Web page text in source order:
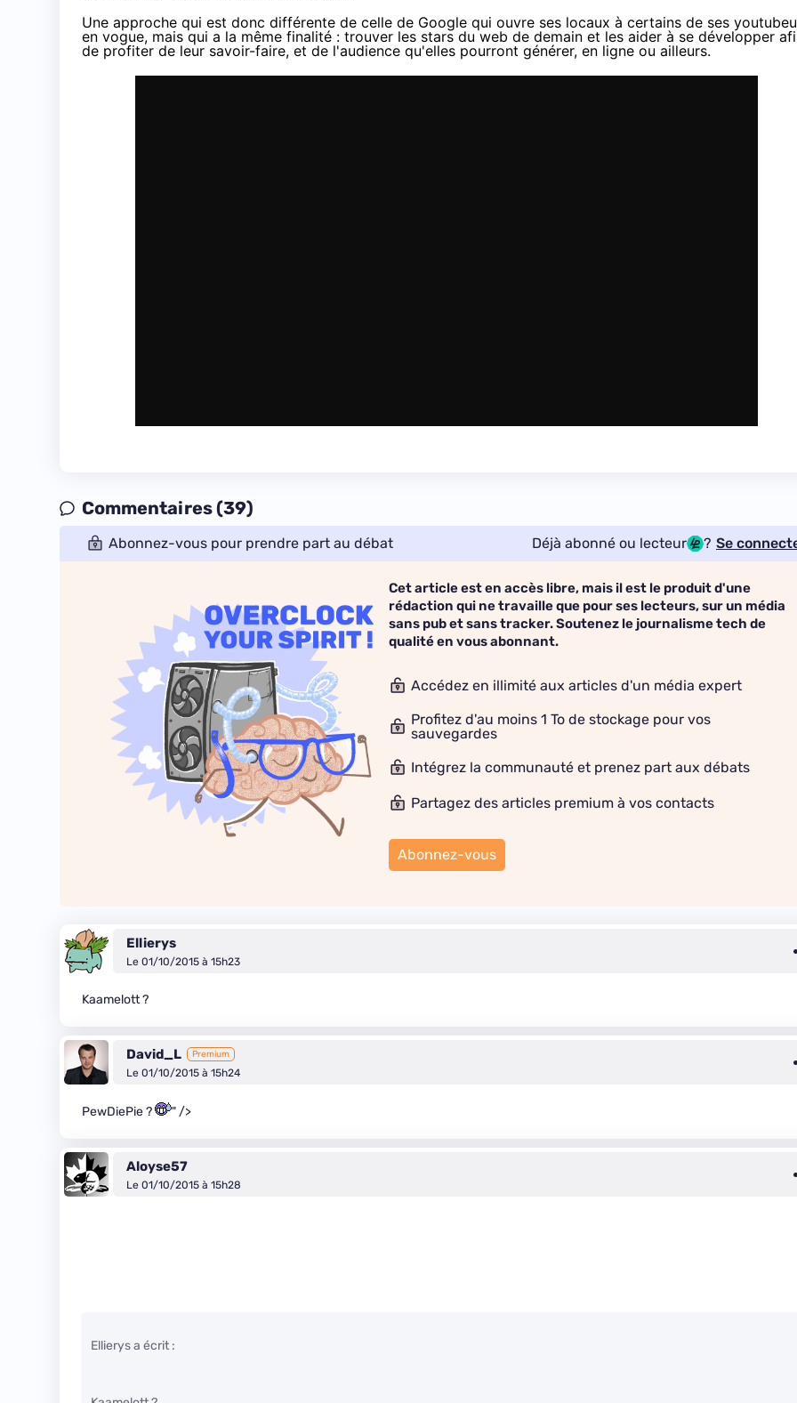
Une approche qui est donc différente de celle de Google qui ouvre ses locaux à certains de ses
en vogue, mais qui a la même finalité : trouver les stars du web de demain et les aider à se développer
de profiter de leur savoir-faire, et de l'audience qu'elles pourront générer, en ligne ou ailleurs.
Commentaires (39)
Abonnez-vous pour prendre part au débat Déjà abonné ou lecteur ? Se
Cet article est en accès libre, mais il est le produit d'une
rédaction qui ne travaille que pour ses lecteurs, sur un média
sans pub et sans tracker. Soutenez le journalisme tech de
qualité en vous abonnant.
Accédez en illimité aux articles d'un média expert
Profitez d'au moins 1 To de stockage pour vos
sauvegardes
Intégrez la communauté et prenez part aux débats
Partagez des articles premium à vos contacts
Abonnez-vous
Ellierys
Le 01/10/2015 à 15h23
Kaamelott ?
David_L Premium
Le 01/10/2015 à 15h24
PewDiePie ? " />
Aloyse57
Le 01/10/2015 à 15h28
Ellierys a écrit :